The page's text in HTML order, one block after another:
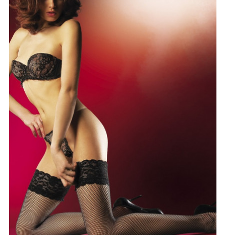
Для Дітей
Бренди